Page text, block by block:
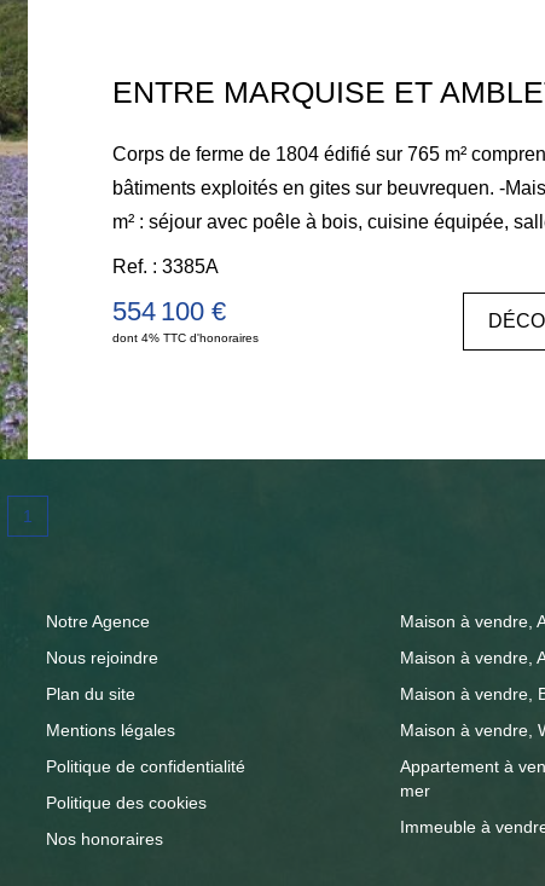
Corps de ferme de 1804 édifié sur 765 m²
bâtiments exploités en gites sur beuvrequen. -Maison de 71
m² : séjour avec poêle à bois, cuisine équipée,
salon. À l'étage : palier, grenier et une chambre. a
cuisine équipée, salon, salle d'eau, WC. À l'étage
salle de concert et réception. Buanderie, chaufferie. DPE / C
Ref. : 3385A
554 100 €
dont 4% TTC d'honoraires
1
Notre Agence
Nous rejoindre
Plan du site
Mentions légales
Politique de confidentialité
Politique des cookies
Nos honoraires
Maison à vendre,
Maison à vendre,
Maison à vendre,
Maison à vendre,
Appartement à
mer
Immeuble à